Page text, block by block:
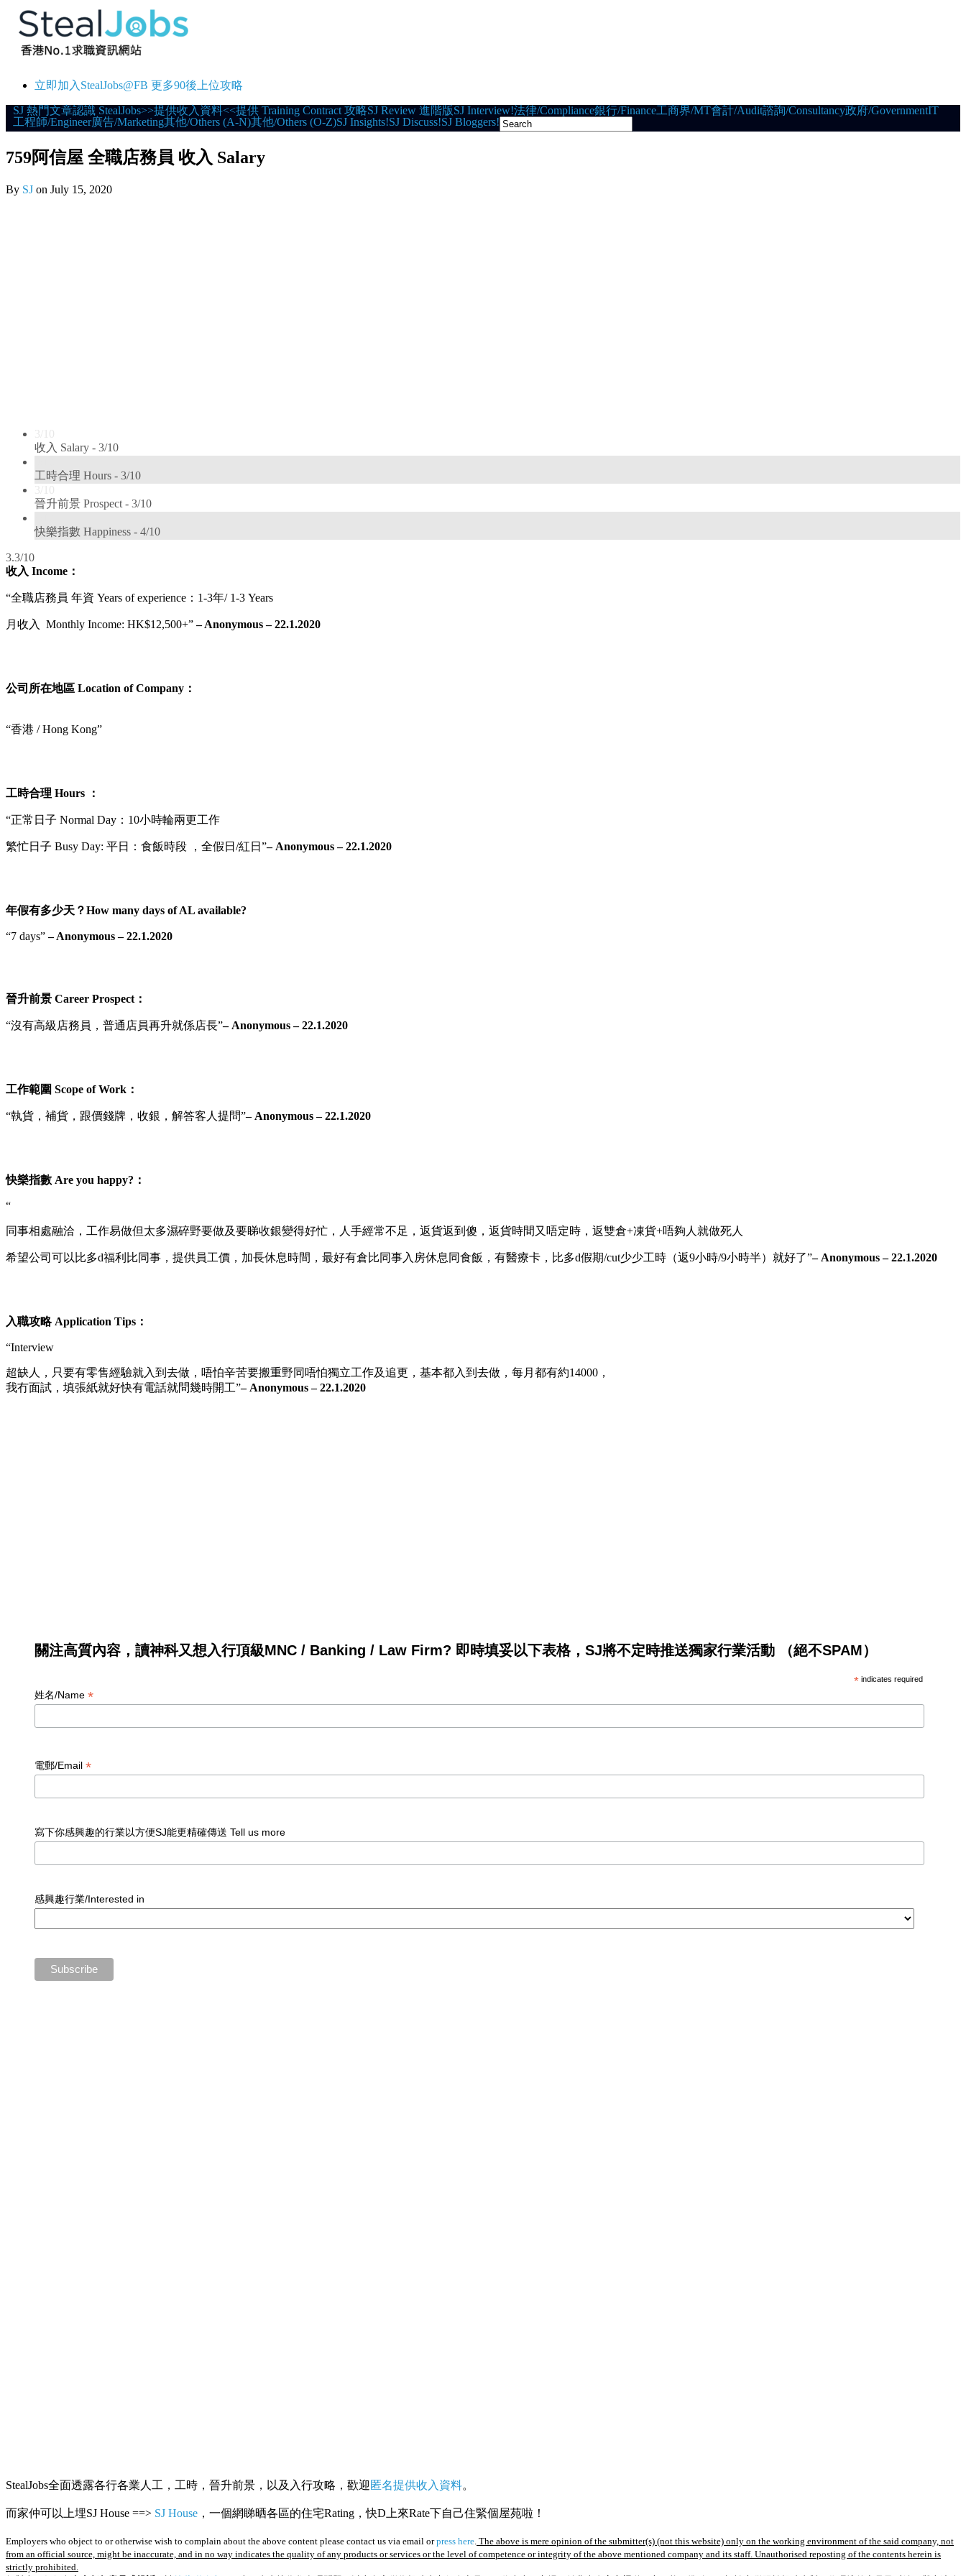
立即加入StealJobs@FB 更多90後上位攻略
Skip
to
SJ 熱門文章認識 StealJobs>>提供收入資料<<提供 Training Contract 攻略SJ Review 進階版SJ Interview!法律/Compliance銀行/Finance工商界/MT會計/Audit諮詢/Consultancy政府/GovernmentIT
工程師/Engineer廣告/Marketing其他/Others (A-N)其他/Others (O-Z)SJ Insights!SJ Discuss!SJ Bloggers!
759阿信屋 全職店務員 收入 Salary
By SJ on July 15, 2020
3/10
收入 Salary - 3/10
工時合理 Hours - 3/10
3/10
晉升前景 Prospect - 3/10
快樂指數 Happiness - 4/10
3.3/10
收入 Income：
“全職店務員 年資 Years of experience：1-3年/ 1-3 Years
月收入 Monthly Income: HK$12,500+”– Anonymous – 22.1.2020
公司所在地區 Location of Company：
“香港 / Hong Kong”
工時合理 Hours ：
“正常日子 Normal Day：10小時輪兩更工作
繁忙日子 Busy Day: 平日：食飯時段 ，全假日/紅日”– Anonymous – 22.1.2020
年假有多少天？How many days of AL available?
“7 days”– Anonymous – 22.1.2020
晉升前景 Career Prospect：
“沒有高級店務員，普通店員再升就係店長”– Anonymous – 22.1.2020
工作範圍 Scope of Work：
“執貨，補貨，跟價錢牌，收銀，解答客人提問”– Anonymous – 22.1.2020
快樂指數 Are you happy?：
“
同事相處融洽，工作易做但太多濕碎野要做及要睇收銀變得好忙，人手經常不足，返貨返到傻，返貨時間又唔定時，返雙倉+凍貨+唔夠人就做死人
希望公司可以比多d福利比同事，提供員工價，加長休息時間，最好有倉比同事入房休息同食飯，有醫療卡，比多d假期/cut少少工時（返9小時/9小時半）就好了”– Anonymous – 22.1.2020
入職攻略 Application Tips：
“Interview
超缺人，只要有零售經驗就入到去做，唔怕辛苦要搬重野同唔怕獨立工作及追更，基本都入到去做，每月都有約14000，
我冇面試，填張紙就好快有電話就問幾時開工”– Anonymous – 22.1.2020
關注高質內容，讀神科又想入行頂級MNC / Banking / Law Firm? 即時填妥以下表格，SJ將不定時推送獨家行業活動 （絕不SPAM）
* indicates required
姓名/Name *
電郵/Email *
寫下你感興趣的行業以方便SJ能更精確傳送 Tell us more
感興趣行業/Interested in
StealJobs全面透露各行各業人工，工時，晉升前景，以及入行攻略，歡迎 匿名提供收入資料。
而家仲可以上埋SJ House ==> SJ House ，一個網睇晒各區的住宅Rating，快D上來Rate下自己住緊個屋苑啦！
Employers who object to or otherwise wish to complain about the above content please contact us via email orpress here. The above is mere opinion of the submitter(s) (not this website) only on the working environment of the said company, not
from an official source, might be inaccurate, and in no way indicates the quality of any products or services or the level of competence or integrity of the above mentioned company and its staff. Unauthorised reposting of the contents herein is
strictly prohibited.